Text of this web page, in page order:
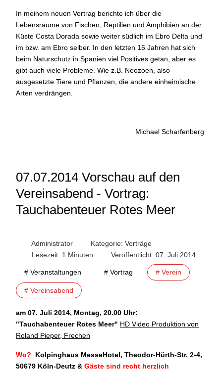
In meinem neuen Vortrag berichte ich über die
Lebensräume von Fischen, Reptilien und Amphibien an der
Küste Costa Dorada sowie weiter südlich im Ebro Delta und
im bzw. am Ebro selber. In den letzten 15 Jahren hat sich
beim Naturschutz in Spanien viel Positives getan, aber es
gibt auch viele Probleme. Wie z.B. Neozoen, also
ausgesetzte Tiere und Pflanzen, die andere einheimische
Arten verdrängen.
Michael Scharfenberg
07.07.2014 Vorschau auf den
Vereinsabend - Vortrag:
Tauchabenteuer Rotes Meer
Administrator Kategorie: Vorträge
Lesezeit: 1 Minuten
Veröffentlicht: 07. Juli 2014
# Veranstaltungen # Vortrag # Verein
# Vereinsabend
am 07. Juli 2014, Montag, 20.00 Uhr:
"Tauchabenteuer Rotes Meer" HD Video Produktion von
Roland Pieper, Frechen
Wo?
Kolpinghaus MesseHotel, Theodor-Hürth-Str. 2-4,
50679 Köln-Deutz & Gäste sind recht herzlich